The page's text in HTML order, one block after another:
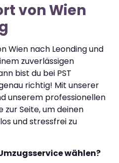
von Wien
Wien nach Leonding und
zuverlässigen
bist du bei PST
richtig! Mit unserer
unserem professionellen
zur Seite, um deinen
und stressfrei zu
wählen?